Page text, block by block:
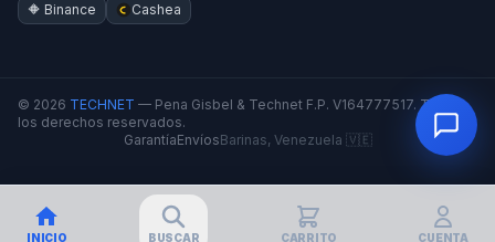
INICIO BUSCAR CARRITO CUENTA
🔶 Binance
Cashea
© 2026 TECHNET — Pena Gisbel & Technet F.P. V164777517. Todos
los derechos reservados.
GarantíaEnvíosBarinas, Venezuela 🇻🇪